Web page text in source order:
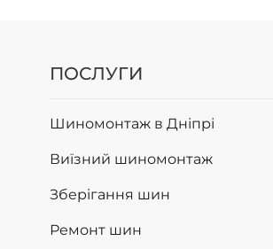
ПОСЛУГИ
Шиномонтаж в Дніпрі
Виїзний шиномонтаж
Зберігання шин
Ремонт шин